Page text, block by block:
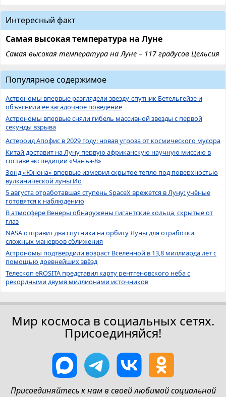
Интересный факт
Самая высокая температура на Луне
Самая высокая температура на Луне – 117 градусов Цельсия
Популярное содержимое
Астрономы впервые разглядели звезду-спутник Бетельгейзе и
объяснили её загадочное поведение
Астрономы впервые сняли гибель массивной звезды с первой
секунды взрыва
Астероид Апофис в 2029 году: новая угроза от космического мусора
Китай доставит на Луну первую африканскую научную миссию в
составе экспедиции «Чанъэ-8»
Зонд «Юнона» впервые измерил скрытое тепло под поверхностью
вулканической луны Ио
5 августа отработавшая ступень SpaceX врежется в Луну: учёные
готовятся к наблюдению
В атмосфере Венеры обнаружены гигантские кольца, скрытые от
глаз
NASA отправит два спутника на орбиту Луны для отработки
сложных маневров сближения
Астрономы подтвердили возраст Вселенной в 13,8 миллиарда лет с
помощью древнейших звёзд
Телескоп eROSITA представил карту рентгеновского неба с
рекордными двумя миллионами источников
Мир космоса в социальных сетях.
Присоединяйся!
Присоединяйтесь к нам в своей любимой социальной